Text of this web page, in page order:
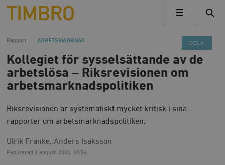
Timbro
MENY
Rapport ARBETSMARKNAD
Kollegiet för sysselsättande av de
arbetslösa – Riksrevisionen om
arbetsmarknadspolitiken
Riksrevisionen är systematiskt mycket kritisk i sina
rapporter om arbetsmarknadspolitiken.
Ulrik Franke, Anders Isaksson
Publicerad 2 augusti 2006, 08.56
DELA